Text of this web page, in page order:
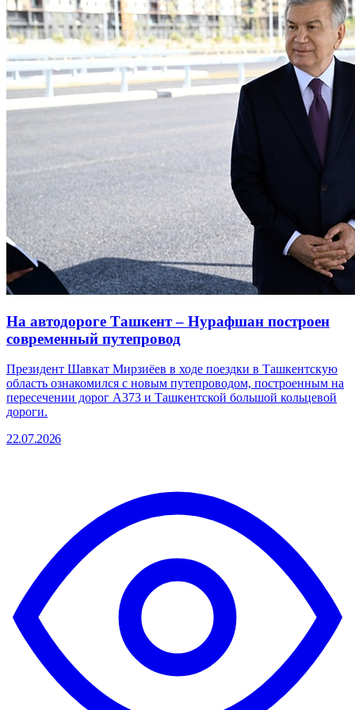
На автодороге Ташкент – Нурафшан построен
современный путепровод
Президент Шавкат Мирзиёев в ходе поездки в Ташкентскую
область ознакомился с новым путепроводом, построенным на
пересечении дорог А373 и Ташкентской большой кольцевой
дороги.
22.07.2026